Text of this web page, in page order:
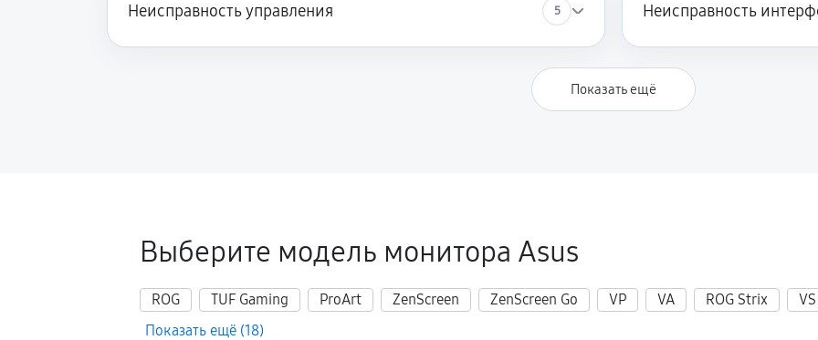
Неисправность управления 5 Неисправность
Показать ещё
Выберите модель монитора Asus
ROG TUF Gaming ProArt ZenScreen ZenScreen Go VP VA ROG Strix VS
Показать ещё (18)